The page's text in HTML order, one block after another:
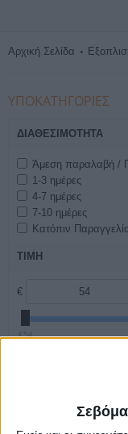
Αρχική Σελίδα
ΥΠΟΚΑΤΗΓΟΡΊΕΣ
ΔΙΑΘΕΣΙΜΌΤΗΤΑ
Άμεση παραλαβή /
1-3 ημέρες
4-7 ημέρες
7-10 ημέρες
Κατόπιν
ΤΙΜΗ
€
€54